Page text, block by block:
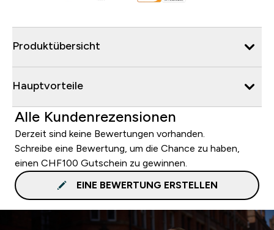
Produktübersicht
Hauptvorteile
Alle Kundenrezensionen
Derzeit sind keine Bewertungen vorhanden.
Schreibe eine Bewertung, um die Chance zu haben,
einen CHF100 Gutschein zu gewinnen.
EINE BEWERTUNG ERSTELLEN